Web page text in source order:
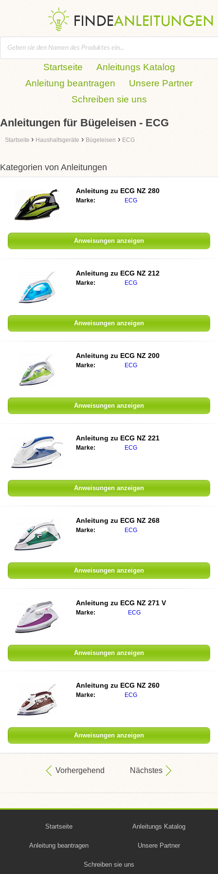
Startseite
Anleitungs Katalog
Anleitung beantragen
Unsere Partner
Schreiben sie uns
Anleitungen für Bügeleisen - ECG
Startseite › Haushaltsgeräte › Bügeleisen › ECG
Kategorien von Anleitungen
Anleitung zu ECG NZ 280
Marke: ECG
Anweisungen anzeigen
Anleitung zu ECG NZ 212
Marke: ECG
Anweisungen anzeigen
Anleitung zu ECG NZ 200
Marke: ECG
Anweisungen anzeigen
Anleitung zu ECG NZ 221
Marke: ECG
Anweisungen anzeigen
Anleitung zu ECG NZ 268
Marke: ECG
Anweisungen anzeigen
Anleitung zu ECG NZ 271 V
Marke: ECG
Anweisungen anzeigen
Anleitung zu ECG NZ 260
Marke: ECG
Anweisungen anzeigen
Vorhergehend Nächstes
Startseite Anleitungs Katalog
Anleitung beantragen Unsere Partner
Schreiben sie uns